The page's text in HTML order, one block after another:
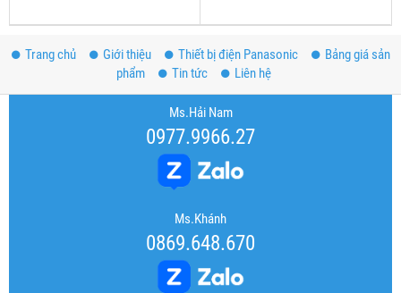
Trang chủ Giới thiệu Thiết bị điện Panasonic
Bảng giá sản
phẩm
Tin tức Liên hệ
Ms.Hải Nam
0977.9966.27
Ms.Khánh
0869.648.670